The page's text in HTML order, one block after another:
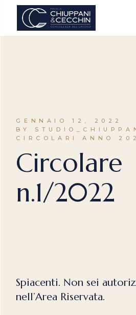
GENNAIO 12, 2022
BY
CIRCOLARI ANNO
Circolare
n.1/2022
Spiacenti. Non sei
nell’Area Riservata.